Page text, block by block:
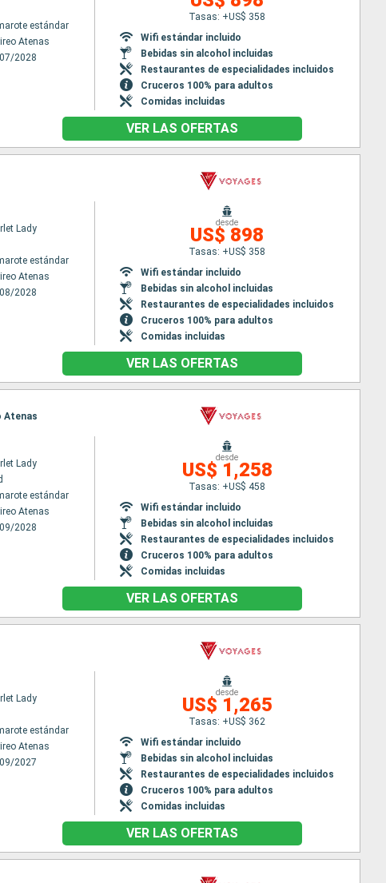
estándar
Atenas
2028
Tasas: +US$ 358
Wifi estándar incluido
Bebidas sin alcohol incluidas
Restaurantes de especialidades incluidos
Cruceros 100% para adultos
Comidas incluidas
VER LAS OFERTAS
Lady
estándar
Atenas
2028
desde
US$ 898
Tasas: +US$ 358
Wifi estándar incluido
Bebidas sin alcohol incluidas
Restaurantes de especialidades incluidos
Cruceros 100% para adultos
Comidas incluidas
VER LAS OFERTAS
Atenas
Lady
estándar
Atenas
2028
desde
US$ 1,258
Tasas: +US$ 458
Wifi estándar incluido
Bebidas sin alcohol incluidas
Restaurantes de especialidades incluidos
Cruceros 100% para adultos
Comidas incluidas
VER LAS OFERTAS
Lady
estándar
Atenas
2027
desde
US$ 1,265
Tasas: +US$ 362
Wifi estándar incluido
Bebidas sin alcohol incluidas
Restaurantes de especialidades incluidos
Cruceros 100% para adultos
Comidas incluidas
VER LAS OFERTAS